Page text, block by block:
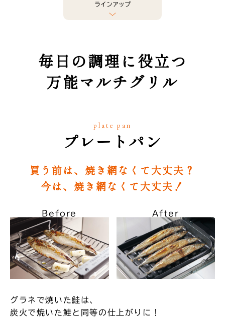
ラインアップ
毎日の調理に役立つ
万能マルチグリル
plate pan
プレートパン
買う前は、焼き網なくて大丈夫？
今は、焼き網なくて大丈夫！
Before After
グラネで焼いた鮭は、
炭火で焼いた鮭と同等の仕上がりに！